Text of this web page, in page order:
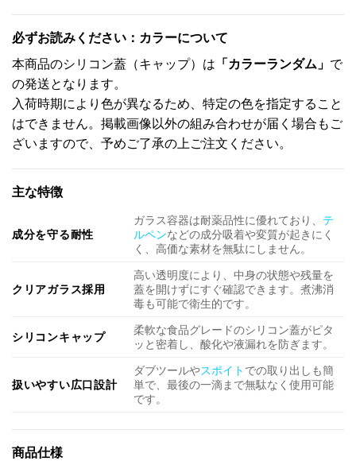
必ずお読みください：カラーについて
本商品のシリコン蓋（キャップ）は 「カラーランダム」 で
の発送となります。
入荷時期により色が異なるため、特定の色を指定すること
はできません。掲載画像以外の組み合わせが届く場合もご
ざいますので、予めご了承の上ご注文ください。
主な特徴
成分を守る耐性
ガラス容器は耐薬品性に優れており、 テ
ルペンなどの成分吸着や変質が起きにく
く、高価な素材を無駄にしません。
クリアガラス採用
高い透明度により、中身の状態や残量を
蓋を開けずにすぐ確認できます。煮沸消
毒も可能で衛生的です。
シリコンキャップ
柔軟な食品グレードのシリコン蓋がピタ
ッと密着し、酸化や液漏れを防ぎます。
扱いやすい広口設計
ダブツールやスポイト での取り出しも簡
単で、最後の一滴まで無駄なく使用可能
です。
商品仕様